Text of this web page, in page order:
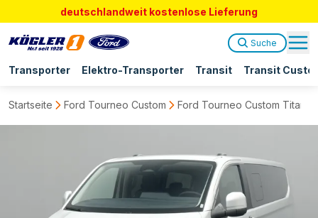
deutschlandweit kostenlose Lieferung
Transporter Elektro-Transporter Transit Transit
Suche
Startseite Ford Tourneo Custom Ford Tourneo Custom